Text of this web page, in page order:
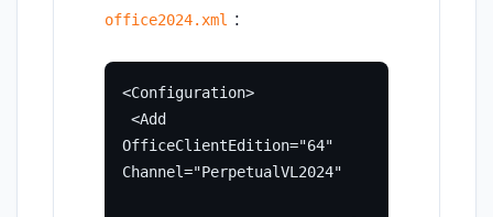
office2024.xml
:
<Configuration>
OfficeClientEdition="64"
Channel="PerpetualVL2024"